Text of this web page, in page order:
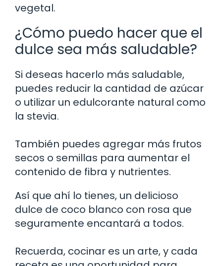
vegetal.
¿Cómo puedo hacer que el
dulce sea más saludable?
Si deseas hacerlo más saludable,
puedes reducir la cantidad de azúcar
o utilizar un edulcorante natural como
la stevia.
También puedes agregar más frutos
secos o semillas para aumentar el
contenido de fibra y nutrientes.
Así que ahí lo tienes, un delicioso
dulce de coco blanco con rosa que
seguramente encantará a todos.
Recuerda, cocinar es un arte, y cada